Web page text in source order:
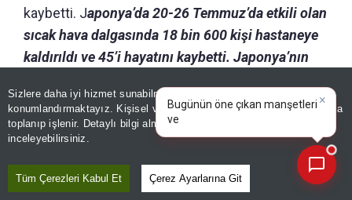
Sizlere daha iyi hizmet sunabilmek adına sitemizde
konumlandırmaktayız. Kişisel verileriniz, KVKK ve GDPR kapsamında
toplanıp işlenir. Detaylı bilgi almak için
inceleyebilirsiniz.
Tüm Çerezleri Kabul Et Çerez Ayarlarına Git
kaybetti. Japonya’da 20-26 Temmuz’da etkili olan
sıcak hava dalgasında 18 bin 600 kişi hastaneye
kaldırıldı ve 45’i hayatını kaybetti. Japonya’nın
Tokyo’nun en büyük hayvanat bahçesi Tama’da
sıcak çarpması nedeniyle 3 aslan telef oldu.
×
Bugünün öne çıkan manşetleri
ve gelişmeleri neler?